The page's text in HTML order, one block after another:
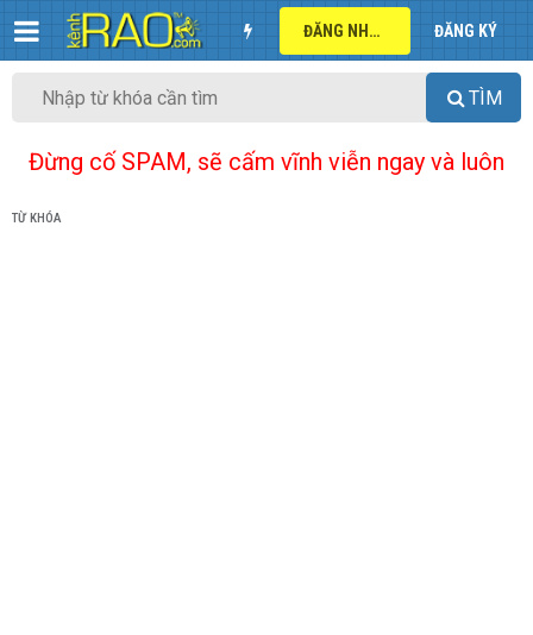
ĐĂNG NHẬP ĐĂNG KÝ
TÌM
Đừng cố SPAM, sẽ cấm vĩnh viễn ngay và luôn
TỪ KHÓA